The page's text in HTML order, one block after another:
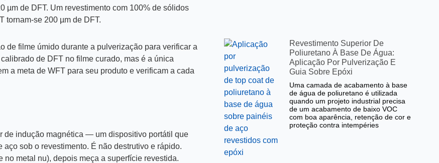
µm de DFT. Um revestimento com 100% de sólidos
tornam-se 200 µm de DFT.
de filme úmido durante a pulverização para verificar a
de DFT no filme curado, mas é a única
a meta de WFT para seu produto e verificam a cada
de indução magnética — um dispositivo portátil que
sob o revestimento. É não destrutivo e rápido.
metal nu), depois meça a superfície revestida.
Revestimento Superior De
Poliuretano À Base De Água:
Aplicação Por Pulverização E
Guia Sobre Epóxi
Uma camada de acabamento à base
de água de poliuretano é utilizada
quando um projeto industrial precisa
de um acabamento de baixo VOC
com boa aparência, retenção de cor e
proteção contra intempéries